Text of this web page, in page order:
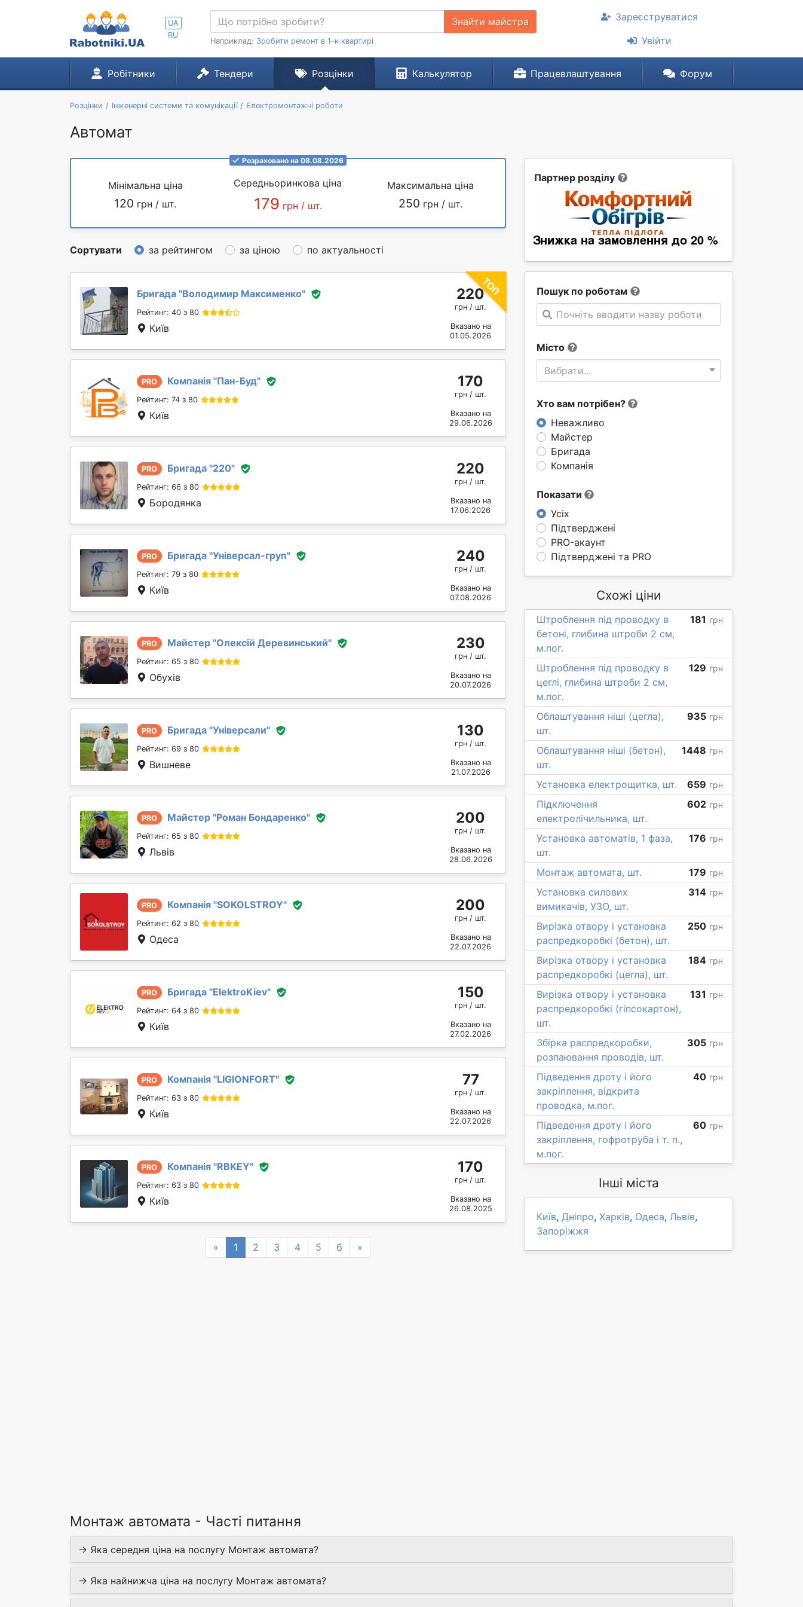
UA
RU
Знайти майстра
Наприклад: Зробити ремонт в 1-к квартирі
Зареєструватися
Увійти
Робітники Тендери Розцінки Калькулятор Працевлаштування Форум
Розцінки Інженерні системи та комунікації Електромонтажні роботи
Автомат
Партнер розділу
Пошук по роботам
Почніть вводити назву роботи
Місто
Вибрати...
Хто вам потрібен?
Неважливо
Майстер
Бригада
Компанія
Показати
Усіх
Підтверджені
PRO-акаунт
Підтверджені та PRO
Розраховано на 08.08.2026
Мінімальна ціна
120 грн / шт.
Середньоринкова ціна
179 грн / шт.
Максимальна ціна
250 грн / шт.
Сортувати за рейтингом за ціною по актуальності
Бригада "Володимир Максименко"
Рейтинг: 40 з 80
Київ
220
грн / шт.
Вказано на
01.05.2026
PRO Компанія "Пан-Буд"
Рейтинг: 74 з 80
Київ
170
грн / шт.
Вказано на
29.06.2026
PRO Бригада "220"
Рейтинг: 66 з 80
Бородянка
220
грн / шт.
Вказано на
17.06.2026
PRO Бригада "Універсал-груп"
Рейтинг: 79 з 80
Київ
240
грн / шт.
Вказано на
07.08.2026
PRO Майстер "Олексій Деревинський"
Рейтинг: 65 з 80
Обухів
230
грн / шт.
Вказано на
20.07.2026
PRO Бригада "Універсали"
Рейтинг: 69 з 80
Вишневе
130
грн / шт.
Вказано на
21.07.2026
PRO Майстер "Роман Бондаренко"
Рейтинг: 65 з 80
Львів
200
грн / шт.
Вказано на
28.06.2026
PRO Компанія "SOKOLSTROY"
Рейтинг: 62 з 80
Одеса
200
грн / шт.
Вказано на
22.07.2026
PRO Бригада "ElektroKiev"
Рейтинг: 64 з 80
Київ
150
грн / шт.
Вказано на
27.02.2026
PRO Компанія "LIGIONFORT"
Рейтинг: 63 з 80
Київ
77
грн / шт.
Вказано на
22.07.2026
PRO Компанія "RBKEY"
Рейтинг: 63 з 80
Київ
170
грн / шт.
Вказано на
26.08.2025
« Previous
1 2 3 4 5 6 »
Схожі ціни
Штроблення під проводку в
бетоні, глибина штроби 2 см,
м.пог.
181 грн
Штроблення під проводку в
цеглі, глибина штроби 2 см,
м.пог.
129 грн
Облаштування ніші (цегла),
шт.
935 грн
Облаштування ніші (бетон),
шт.
1448 грн
Установка електрощитка, шт. 659 грн
Підключення
електролічильника, шт.
602 грн
Установка автоматів, 1 фаза,
шт.
176 грн
Монтаж автомата, шт. 179 грн
Установка силових
вимикачів, УЗО, шт.
314 грн
Вирізка отвору і установка
распредкоробкі (бетон), шт.
250 грн
Вирізка отвору і установка
распредкоробкі (цегла), шт.
184 грн
Вирізка отвору і установка
распредкоробкі (гіпсокартон),
шт.
131 грн
Збірка распредкоробки,
розпаювання проводів, шт.
305 грн
Підведення дроту і його
закріплення, відкрита
проводка, м.пог.
40 грн
Підведення дроту і його
закріплення, гофротруба і т. п.,
м.пог.
60 грн
Інші міста
Київ, Дніпро, Харків, Одеса, Львів,
Запоріжжя
Монтаж автомата - Часті питання
→ Яка середня ціна на послугу Монтаж автомата?
→ Яка найнижча ціна на послугу Монтаж автомата?